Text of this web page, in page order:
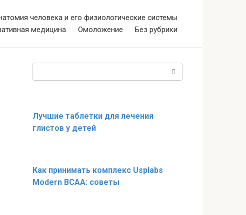
человека и его физиологические системы
медицина
Омоложение Без рубрики
Лучшие таблетки для лечения
глистов у детей
Как принимать комплекс Usplabs
Modern BCAA: советы